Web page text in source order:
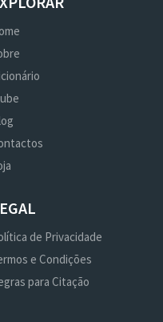
de Privacidade
e Condições
para Citação